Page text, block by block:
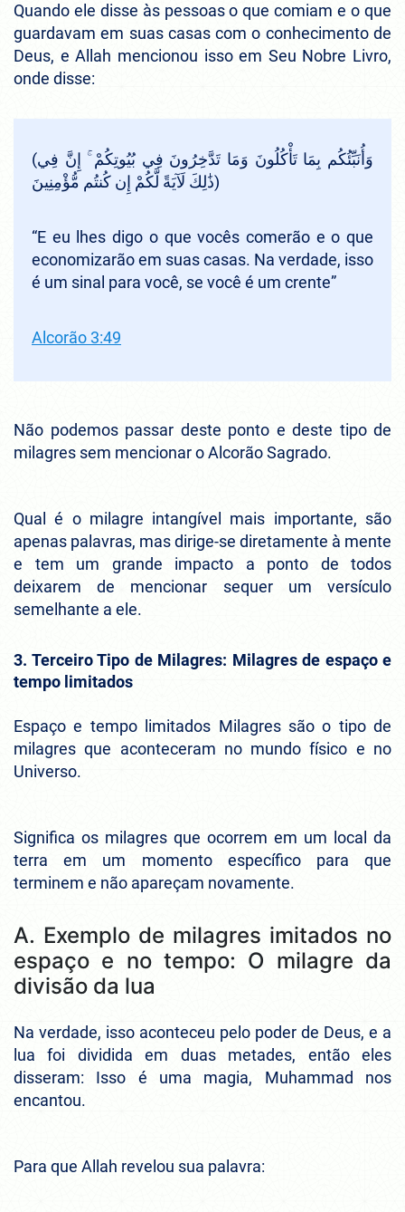
Quando ele disse às pessoas o que comiam e o que
guardavam em suas casas com o conhecimento de
Deus, e Allah mencionou isso em Seu Nobre Livro,
onde disse:
(وَأُنَبِّئُكُم بِمَا تَأْكُلُونَ وَمَا تَدَّخِرُونَ فِي بُيُوتِكُمْ ۚ إِنَّ فِي
ذَٰلِكَ لَآيَةً لَّكُمْ إِن كُنتُم مُّؤْمِنِينَ)
“E eu lhes digo o que vocês comerão e o que
economizarão em suas casas. Na verdade, isso
é um sinal para você, se você é um crente”
Alcorão 3:49
Não podemos passar deste ponto e deste tipo de
milagres sem mencionar o Alcorão Sagrado.
Qual é o milagre intangível mais importante, são
apenas palavras, mas dirige-se diretamente à mente
e tem um grande impacto a ponto de todos
deixarem de mencionar sequer um versículo
semelhante a ele.
3. Terceiro Tipo de Milagres: Milagres de espaço e
tempo limitados
Espaço e tempo limitados Milagres são o tipo de
milagres que aconteceram no mundo físico e no
Universo.
Significa os milagres que ocorrem em um local da
terra em um momento específico para que
terminem e não apareçam novamente.
A. Exemplo de milagres imitados no
espaço e no tempo: O milagre da
divisão da lua
Na verdade, isso aconteceu pelo poder de Deus, e a
lua foi dividida em duas metades, então eles
disseram: Isso é uma magia, Muhammad nos
encantou.
Para que Allah revelou sua palavra: